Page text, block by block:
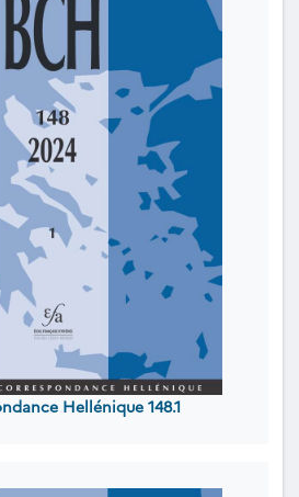
Hellénique 148.1